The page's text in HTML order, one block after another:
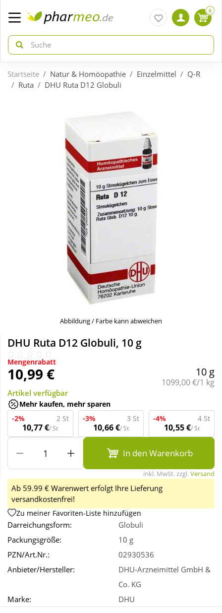
zurück
Aktuelle Coupons
Täglich gut versorgt
zurück
Körperpflege & Kosmetik
Nahrungsergänzung
Natur & Homöopathie
Sanitätshaus
Sport & Fitness
Tierbedarf
Wellness
0
Startseite Natur & Homöopathie Einzelmittel
Q-R
Ruta
DHU Ruta D12 Globuli
Abbildung / Farbe kann abweichen
DHU Ruta D12 Globuli, 10 g
Mengenrabatt
10,99 € 10 g
Grundpreis:
1099,00 €/1 kg
Artikel verfügbar
Mehr kaufen, mehr sparen
-2%
2 St
10,77 €/ St
-3% 3 St
10,66 €/ St
-4% 4 St
10,55 €/ St
In den Warenkorb
inkl. MwSt. zzgl.Versand
Ab 59.99 € Warenwert erfolgt Ihre Lieferung
versandkostenfrei!
Zu meiner Favoriten-Liste hinzufügen
Darreichungsform:
Globuli
Packungsgröße:
10 g
PZN/Art.Nr.:
02930536
Anbieter/Hersteller:
DHU-Arzneimittel GmbH &
Co. KG
Marke:
DHU